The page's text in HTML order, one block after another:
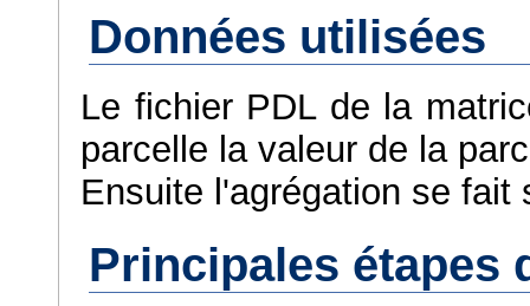
Données utilisées
Le fichier PDL de la
parcelle la valeur de la
Ensuite l'agrégation se fait
Principales étapes